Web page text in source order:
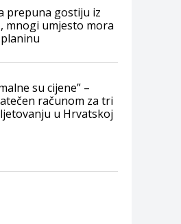
prepuna gostiju iz
mnogi umjesto mora
su cijene” –
računom za tri
u Hrvatskoj